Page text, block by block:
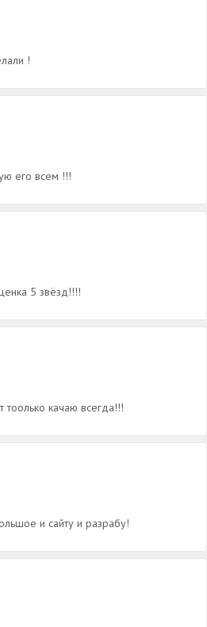
!
его всем !!!
5 звёзд!!!!
тоолько качаю всегда!!!
и сайту и разрабу!